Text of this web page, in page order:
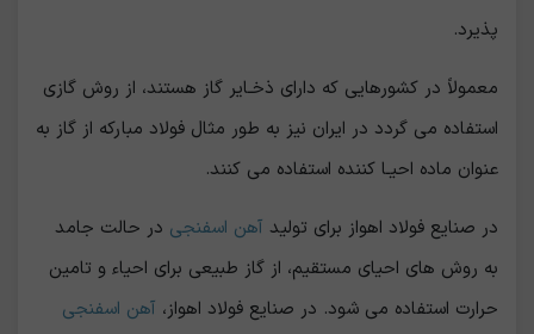
پذیرد.
معمولاً در کشورهایی که داراي ذخـایر گاز هستند، از روش گازي
استفاده می گردد در ایران نیز به طور مثال فولاد مبارکه از گاز به
عنوان ماده احیـا کننده استفاده می کنند.
در صنایع فولاد اهواز برای تولید آهن اسفنجی در حالت جامد
به روش های احیاي مستقیم، از گاز طبیعی برای احیاء و تامین
حرارت استفاده می شود. در صنایع فولاد اهواز، آهن اسفنجی